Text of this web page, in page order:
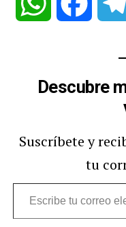
WhatsApp
Descubre
Suscríbete y
tu
Escribe
tu